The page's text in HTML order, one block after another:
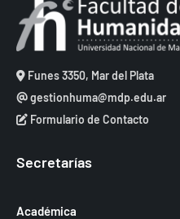
Funes 3350, Mar del Plata
gestionhuma@mdp.edu.ar
Formulario de Contacto
Secretarías
Académica